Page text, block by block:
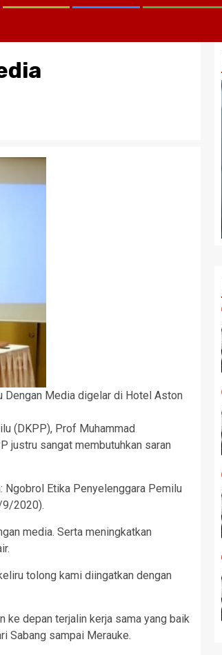
Dengan Media digelar di Hotel Aston
(DKPP), Prof Muhammad
justru sangat membutuhkan saran
Ngobrol Etika Penyelenggara Pemilu
9/2020).
media. Serta meningkatkan
tolong kami diingatkan dengan
ke depan terjalin kerja sama yang baik
Sabang sampai Merauke.